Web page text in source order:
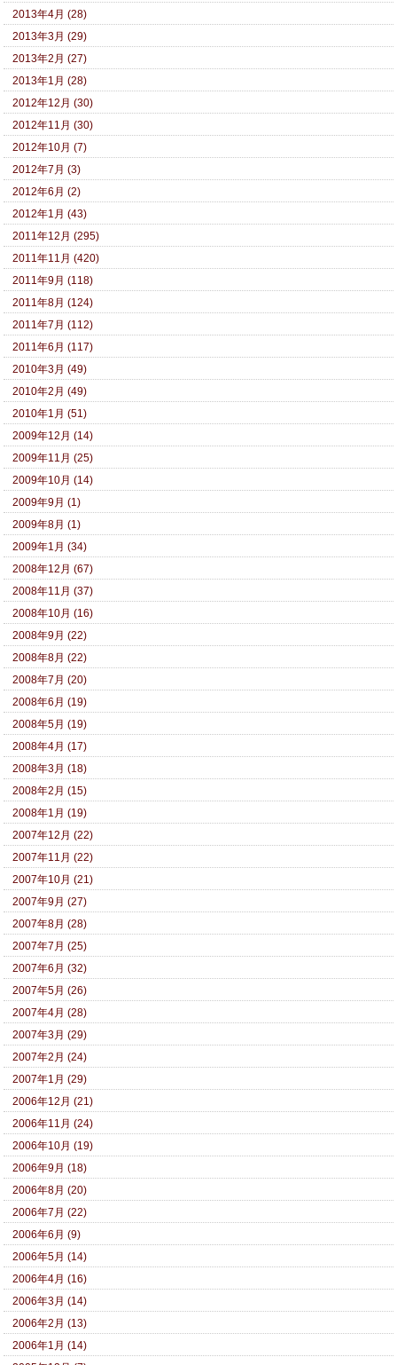
2013年4月 (28)
2013年3月 (29)
2013年2月 (27)
2013年1月 (28)
2012年12月 (30)
2012年11月 (30)
2012年10月 (7)
2012年7月 (3)
2012年6月 (2)
2012年1月 (43)
2011年12月 (295)
2011年11月 (420)
2011年9月 (118)
2011年8月 (124)
2011年7月 (112)
2011年6月 (117)
2010年3月 (49)
2010年2月 (49)
2010年1月 (51)
2009年12月 (14)
2009年11月 (25)
2009年10月 (14)
2009年9月 (1)
2009年8月 (1)
2009年1月 (34)
2008年12月 (67)
2008年11月 (37)
2008年10月 (16)
2008年9月 (22)
2008年8月 (22)
2008年7月 (20)
2008年6月 (19)
2008年5月 (19)
2008年4月 (17)
2008年3月 (18)
2008年2月 (15)
2008年1月 (19)
2007年12月 (22)
2007年11月 (22)
2007年10月 (21)
2007年9月 (27)
2007年8月 (28)
2007年7月 (25)
2007年6月 (32)
2007年5月 (26)
2007年4月 (28)
2007年3月 (29)
2007年2月 (24)
2007年1月 (29)
2006年12月 (21)
2006年11月 (24)
2006年10月 (19)
2006年9月 (18)
2006年8月 (20)
2006年7月 (22)
2006年6月 (9)
2006年5月 (14)
2006年4月 (16)
2006年3月 (14)
2006年2月 (13)
2006年1月 (14)